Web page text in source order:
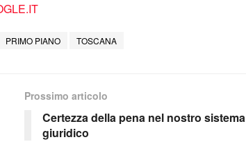
PRIMO PIANO TOSCANA
Prossimo articolo
Certezza della pena nel nostro sistema
giuridico